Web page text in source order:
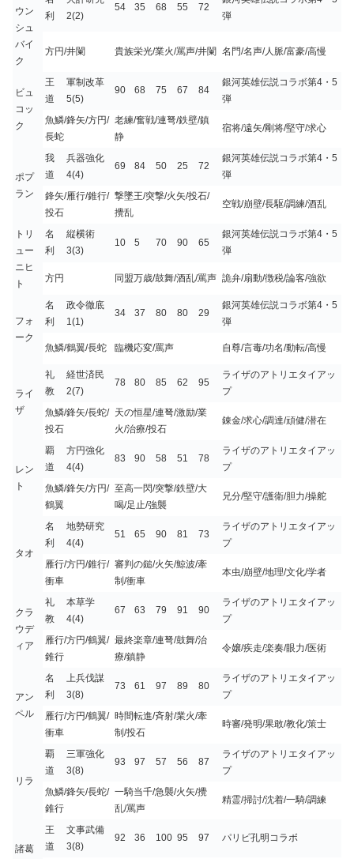
ウン
シュ
バイ
ク
利
2(2)
54 35 68 55 72
弾
方円/井闌 貴族栄光/業火/罵声/井闌 名門/名声/人脈/富豪/高慢
ビュ
コッ
ク
王
道
軍制改革
5(5)
90 68 75 67 84
銀河英雄伝説コラボ第4・5
弾
魚鱗/鋒矢/方円/
長蛇
老練/奮戦/連弩/鉄壁/鎮
静
宿将/遠矢/剛将/堅守/求心
ポプ
ラン
我
道
兵器強化
4(4)
69 84 50 25 72
銀河英雄伝説コラボ第4・5
弾
鋒矢/雁行/錐行/
投石
撃墜王/突撃/火矢/投石/
攪乱
空戦/崩壁/長駆/調練/酒乱
トリ
ュー
ニヒ
ト
名
利
縦横術
3(3)
10 5 70 90 65
銀河英雄伝説コラボ第4・5
弾
方円 同盟万歳/鼓舞/酒乱/罵声 詭弁/扇動/徴税/論客/強欲
フォ
ーク
名
利
政令徹底
1(1)
34 37 80 80 29
銀河英雄伝説コラボ第4・5
弾
魚鱗/鶴翼/長蛇 臨機応変/罵声 自尊/言毒/功名/動転/高慢
ライ
ザ
礼
教
経世済民
2(7)
78 80 85 62 95
ライザのアトリエタイアッ
プ
魚鱗/鋒矢/長蛇/
投石
天の恒星/連弩/激励/業
火/治療/投石
錬金/求心/調達/頑健/潜在
レン
ト
覇
道
方円強化
4(4)
83 90 58 51 78
ライザのアトリエタイアッ
プ
魚鱗/鋒矢/方円/
鶴翼
至高一閃/突撃/鉄壁/大
喝/足止/強襲
兄分/堅守/護衛/胆力/操舵
タオ
名
利
地勢研究
4(4)
51 65 90 81 73
ライザのアトリエタイアッ
プ
雁行/方円/錐行/
衝車
審判の鎚/火矢/鯨波/牽
制/衝車
本虫/崩壁/地理/文化/学者
クラ
ウデ
ィア
礼
教
本草学
4(4)
67 63 79 91 90
ライザのアトリエタイアッ
プ
雁行/方円/鶴翼/
錐行
最終楽章/連弩/鼓舞/治
療/鎮静
令嬢/疾走/楽奏/眼力/医術
アン
ペル
名
利
上兵伐謀
3(8)
73 61 97 89 80
ライザのアトリエタイアッ
プ
雁行/方円/鶴翼/
衝車
時間転進/斉射/業火/牽
制/投石
時審/発明/果敢/教化/策士
リラ
覇
道
三軍強化
3(8)
93 97 57 56 87
ライザのアトリエタイアッ
プ
魚鱗/鋒矢/長蛇/
錐行
一騎当千/急襲/火矢/攪
乱/罵声
精霊/掃討/沈着/一騎/調練
諸葛
王
道
文事武備
3(8)
92 36 100 95 97 パリピ孔明コラボ